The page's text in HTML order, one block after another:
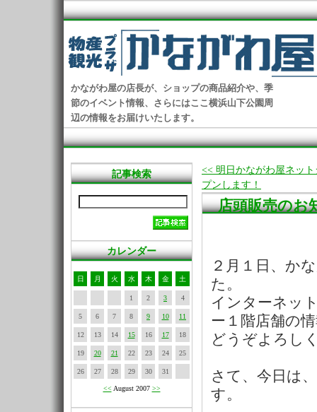
かながわ屋の店長が、ショップの商品紹介や、季
節のイベント情報、さらにはここ横浜山下公園周
辺の情報をお届けいたします。
記事検索
カレンダー
日 月 火 水 木 金 土
1 2 3 4
5 6 7 8 9 10 11
12 13 14 15 16 17 18
19 20 21 22 23 24 25
26 27 28 29 30 31
<< August 2007 >>
<< 明日かながわ屋ネッ
プンします！
店頭販売のお
２月１日、か
た。
インターネッ
ー１階店舗の
どうぞよろし
さて、今日は
す。